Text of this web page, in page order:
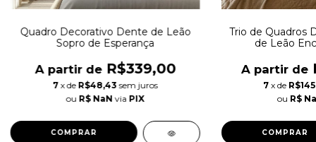
Quadro Decorativo Dente de Leão
Sopro de Esperança
A partir deR$339,00
7 x de R$48,43 sem juros
ou R$ NaN via PIX
COMPRAR
Trio de Quadros
de Leão
A partir de
7 x de
ou R$
COMPRAR